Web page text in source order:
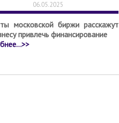
06.05.2025
московской биржи расскажут
привлечь финансирование